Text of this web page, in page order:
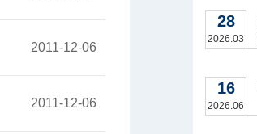
2011-12-06
2011-12-06
28
2026.03
16
2026.06